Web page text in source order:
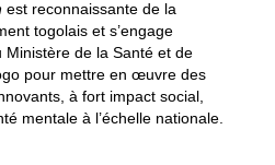
est reconnaissante de la
togolais et s’engage
Ministère de la Santé et de
pour mettre en œuvre des
à fort impact social,
mentale à l’échelle nationale.